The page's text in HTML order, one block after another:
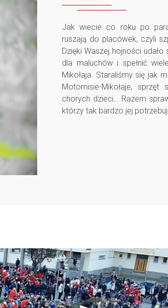
Jak wiecie co roku po
ruszają do placówek, czyli
Dzięki Waszej hojności
dla maluchów i spełnić
Mikołaja. Staraliśmy się jak
Motomisie-Mikołaje,
chorych dzieci… Razem
którzy tak bardzo jej